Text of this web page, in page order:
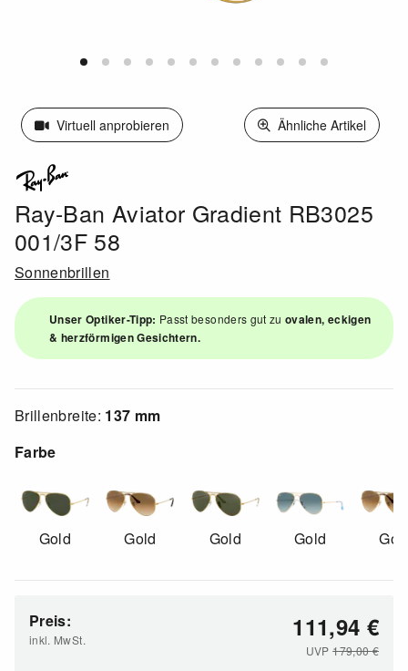
Virtuell anprobieren Ähnliche Artikel
Ray-Ban Aviator Gradient RB3025
001/3F 58
Sonnenbrillen
Unser Optiker-Tipp: Passt besonders gut zuovalen, eckigen
& herzförmigen Gesichtern.
Brillenbreite: 137 mm
Farbe
Gold Gold Gold Gold
Preis:
inkl. MwSt. 111,94 €
UVP179,00€